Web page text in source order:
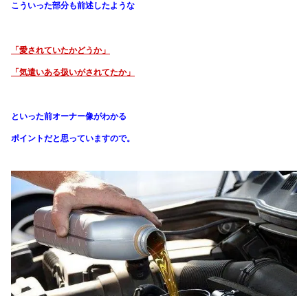
こういった部分も前述したような
「愛されていたかどうか」
「気遣いある扱いがされてたか」
といった前オーナー像がわかる
ポイントだと思っていますので。